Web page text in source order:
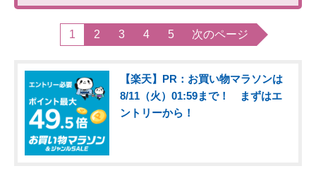
1 2 3 4 5 次のページ
【楽天】PR：お買い物マラソンは
8/11（火）01:59まで！ まずはエ
ントリーから！